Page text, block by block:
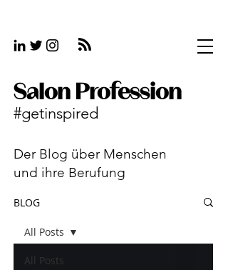
Salon Profession
#getinspired
Der Blog über Menschen
und ihre Berufung
BLOG
All Posts
All Posts